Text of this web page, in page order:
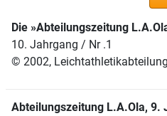
Die »Abteilungszeitung
10. Jahrgang / Nr .1
© 2002, Leichtathletikabteilung
Abteilungszeitung L.A.Ola, 9.